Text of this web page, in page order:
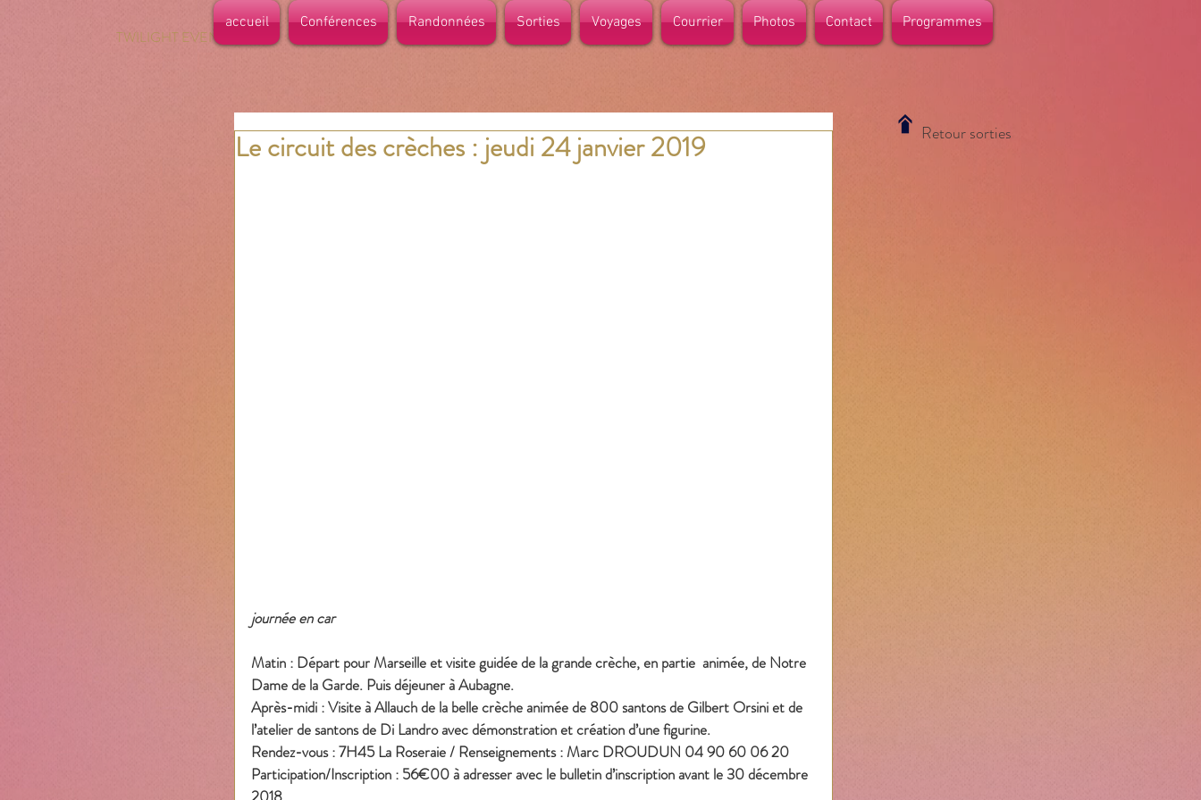
TWILIGHT EVENTS
accueil Conférences Randonnées Sorties Voyages Courrier Photos Contact Programmes
Le circuit des crèches : jeudi 24 janvier 2019
journée en car
Matin : Départ pour Marseille et visite guidée de la grande crèche, en partie  animée, de Notre
Dame de la Garde. Puis déjeuner à Aubagne.
Après-midi : Visite à Allauch de la belle crèche animée de 800 santons de Gilbert Orsini et de
l’atelier de santons de Di Landro avec démonstration et création d’une figurine.
Rendez-vous : 7H45 La Roseraie / Renseignements : Marc DROUDUN 04 90 60 06 20
Participation/Inscription : 56€00 à adresser avec le bulletin d’inscription avant le 30 décembre
Retour sorties